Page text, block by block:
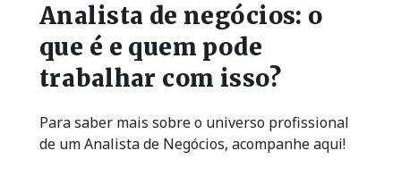
Analista de negócios: o
que é e quem pode
trabalhar com isso?
Para saber mais sobre o universo profissional
de um Analista de Negócios, acompanhe aqui!